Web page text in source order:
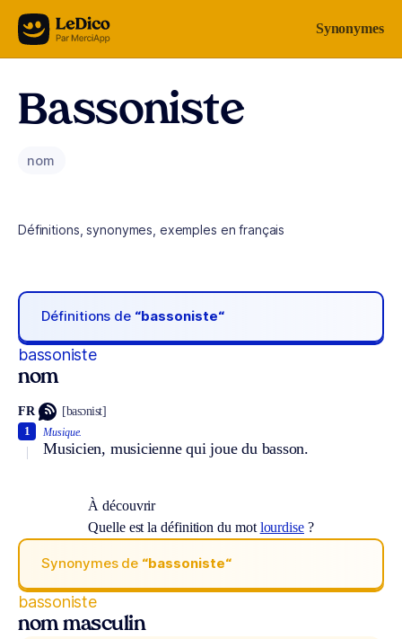
Aller au contenu Synonymes
Bassoniste
nom
Définitions, synonymes, exemples en français
Définitions de “bassoniste“
bassoniste
nom
FR [basɔnist]
Musique.
Musicien, musicienne qui joue du basson.
1
À découvrir
Quelle est la définition du mot lourdise?
Synonymes de “bassoniste“
bassoniste
nom masculin